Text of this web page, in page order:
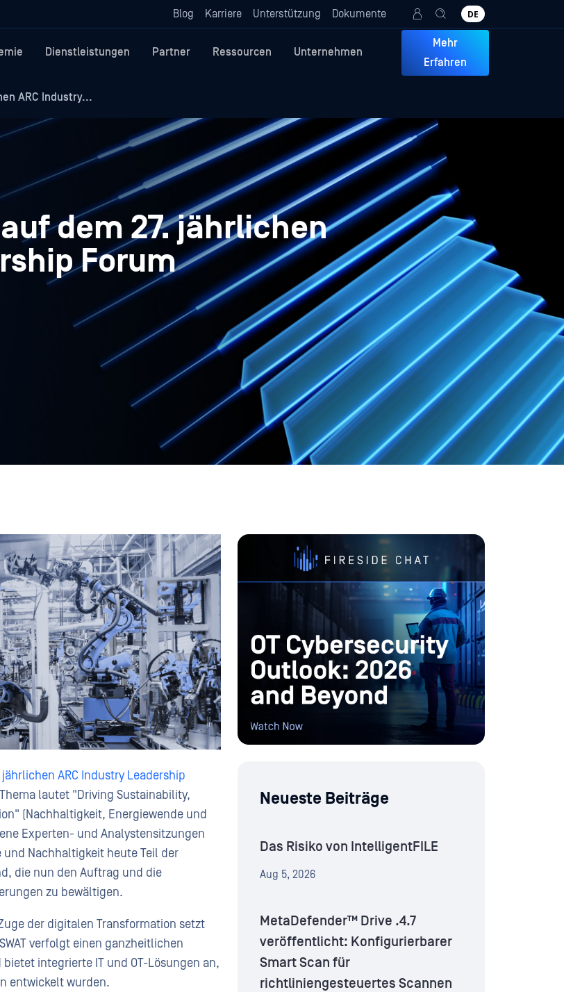
Blog Karriere Unterstützung Dokumente DE
Dienstleistungen Partner Ressourcen Unternehmen
Mehr
Erfahren
ARC Industry...
auf dem 27. jährlichen
Forum
jährlichen ARC Industry Leadership
lautet "Driving Sustainability,
(Nachhaltigkeit, Energiewende und
Experten- und Analystensitzungen
Nachhaltigkeit heute Teil der
die nun den Auftrag und die
zu bewältigen.
der digitalen Transformation setzt
verfolgt einen ganzheitlichen
integrierte IT und OT-Lösungen an,
entwickelt wurden.
Neueste Beiträge
Das Risiko von IntelligentFILE
Aug 5, 2026
MetaDefender™ Drive .4.7
veröffentlicht: Konfigurierbarer
Smart Scan für
richtliniengesteuertes Scannen